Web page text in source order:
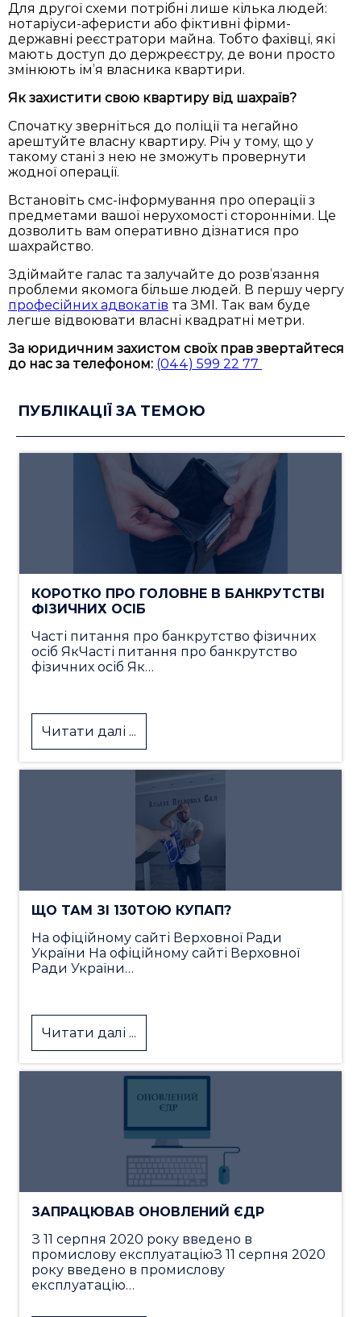
Для другої схеми потрібні лише кілька людей:
нотаріуси-аферисти або фіктивні фірми-
державні реєстратори майна. Тобто фахівці, які
мають доступ до держреєстру, де вони просто
змінюють ім’я власника квартири.
Як захистити свою квартиру від шахраїв?
Спочатку зверніться до поліції та негайно
арештуйте власну квартиру. Річ у тому, що у
такому стані з нею не зможуть провернути
жодної операції.
Встановіть смс-інформування про операції з
предметами вашої нерухомості сторонніми. Це
дозволить вам оперативно дізнатися про
шахрайство.
Здіймайте галас та залучайте до розв’язання
проблеми якомога більше людей. В першу чергу
професійних адвокатів та ЗМІ. Так вам буде
легше відвоювати власні квадратні метри.
За юридичним захистом своїх прав звертайтеся
до нас за телефоном: (044) 599 22 77
ПУБЛІКАЦІЇ ЗА ТЕМОЮ
КОРОТКО ПРО ГОЛОВНЕ В БАНКРУТСТВІ
ФІЗИЧНИХ ОСІБ
Часті питання про банкрутство фізичних
осіб ЯкЧасті питання про банкрутство
фізичних осіб Як…
Читати далі ...
ЩО ТАМ ЗІ 130ТОЮ КУПАП?
На офіційному сайті Верховної Ради
України На офіційному сайті Верховної
Ради України…
Читати далі ...
ЗАПРАЦЮВАВ ОНОВЛЕНИЙ ЄДР
З 11 серпня 2020 року введено в
промислову експлуатаціюЗ 11 серпня 2020
року введено в промислову
експлуатацію…